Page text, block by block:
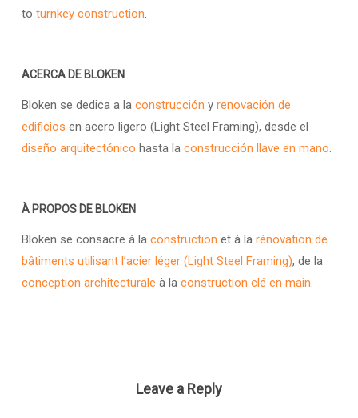
to turnkey construction.
ACERCA DE BLOKEN
Bloken se dedica a la construcción y renovación de
edificios en acero ligero (Light Steel Framing), desde el
diseño arquitectónico hasta la construcción llave en mano.
À PROPOS DE BLOKEN
Bloken se consacre à la construction et à la rénovation de
bâtiments utilisant l’acier léger (Light Steel Framing), de la
conception architecturale à la construction clé en main.
Leave a Reply